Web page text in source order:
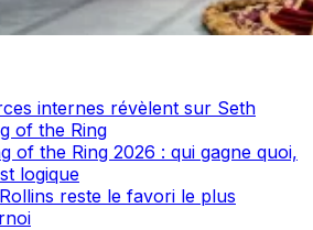
internes révèlent sur Seth
of the Ring
of the Ring 2026 : qui gagne quoi,
logique
reste le favori le plus